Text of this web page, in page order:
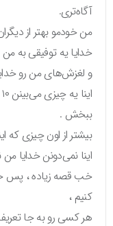
آگاه‌تری.
من خودمو بهتر از
خدایا یه توفیقی به من
و لغزش‌های من رو خدایا
ببخش .
بیشتر از اون چیزی که
اینا نمی‌دونن خدایا
خب قصه زیاده ، پس
کنیم ،
هر کسی رو به جا تعریف